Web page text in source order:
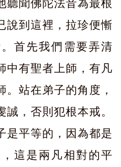
聽聞佛陀法音為最根
說到這裡，拉珍便慚
首先我們需要弄清
中有聖者上師，有凡
。站在弟子的角度，
，否則犯根本戒。
是平等的，因為都是
這是兩凡相對的平